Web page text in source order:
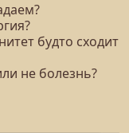
будто сходит
не болезнь?